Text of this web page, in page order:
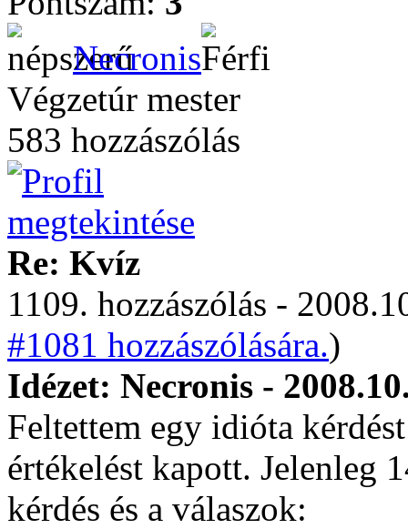
Necronis
Végzetúr mester
583 hozzászólás
Re: Kvíz
1109. hozzászólás -
#1081 hozzászólására.)
Idézet: Necronis -
Feltettem egy idióta
értékelést kapott. Jelenleg
kérdés és a válaszok: